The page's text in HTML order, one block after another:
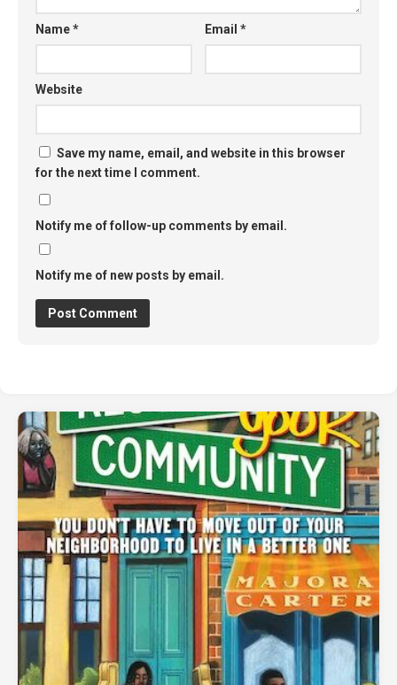
Name* Email*
Website
Save my name, email, and website in this browser
for the next time I comment.
Notify me of follow-up comments by email.
Notify me of new posts by email.